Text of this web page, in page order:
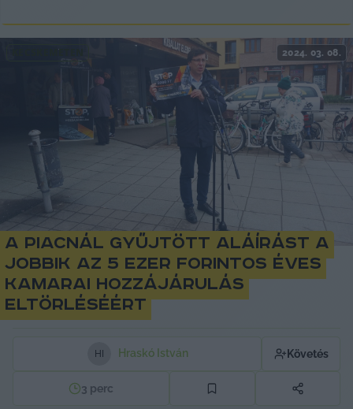
KECSKEMÉTEN 2024. 03. 08.
A piacnál gyűjtött aláírást a
Jobbik az 5 ezer forintos éves
kamarai hozzájárulás
eltörléséért
HI Hraskó István Követés
3 perc